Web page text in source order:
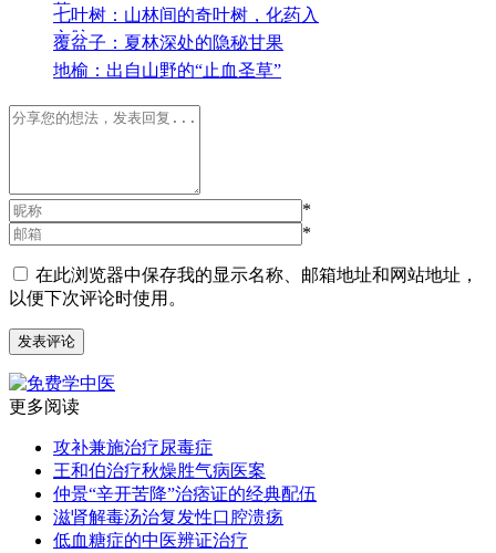
药
七叶树：山林间的奇叶树，化药入
心脉
覆盆子：夏林深处的隐秘甘果
地榆：出自山野的“止血圣草”
*
*
在此浏览器中保存我的显示名称、邮箱地址和网站地址，
以便下次评论时使用。
更多阅读
攻补兼施治疗尿毒症
王和伯治疗秋燥胜气病医案
仲景“辛开苦降”治痞证的经典配伍
滋肾解毒汤治复发性口腔溃疡
低血糖症的中医辨证治疗